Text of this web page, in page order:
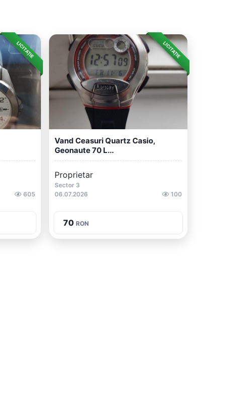
LICITAȚIE
605
LICITAȚIE
Vand Ceasuri Quartz Casio,
Geonaute 70 L...
Proprietar
Sector 3
06.07.2026
100
70 RON